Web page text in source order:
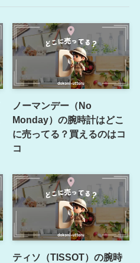
ノーマンデー（No
Monday）の腕時計はどこ
に売ってる？買えるのはコ
コ
ティソ（TISSOT）の腕時